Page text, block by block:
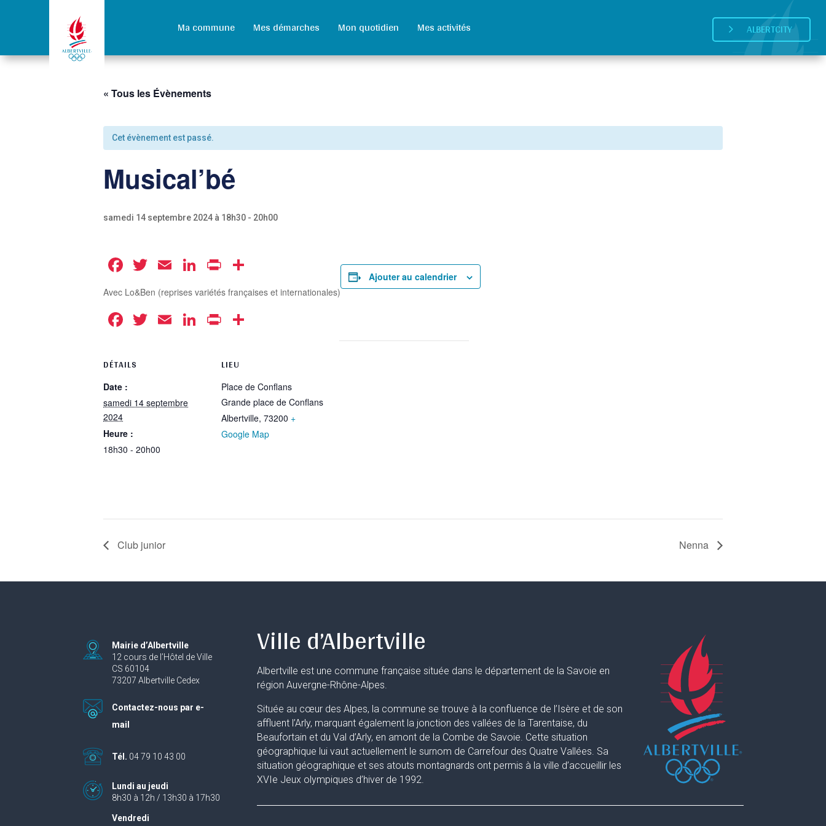
Ma commune Mes démarches Mon quotidien Mes activités 5 ALBERTCITY
« Tous les Évènements
Cet évènement est passé.
Musical’bé
samedi 14 septembre 2024 à 18h30 - 20h00
Facebook
Twitter
EmailLinkedIn
Print
Avec Lo&Ben (reprises variétés françaises et internationales)
Facebook
Twitter
EmailLinkedIn
Print
Ajouter au calendrier
DÉTAILS
Date :
samedi 14 septembre
2024
Heure :
18h30 - 20h00
LIEU
Place de Conflans
Grande place de Conflans
Albertville, 73200 +
Google Map
Club junior Nenna
Mairie d’Albertville
12 cours de l’Hôtel de Ville
CS 60104
73207 Albertville Cedex
Contactez-nous par e-
mail
Tél. 04 79 10 43 00
Lundi au jeudi
8h30 à 12h / 13h30 à 17h30
Vendredi
Ville d’Albertville
Albertville est une commune française située dans le département de la Savoie en
région Auvergne-Rhône-Alpes.
Située au cœur des Alpes, la commune se trouve à la confluence de l’Isère et de son
affluent l’Arly, marquant également la jonction des vallées de la Tarentaise, du
Beaufortain et du Val d’Arly, en amont de la Combe de Savoie. Cette situation
géographique lui vaut actuellement le surnom de Carrefour des Quatre Vallées. Sa
situation géographique et ses atouts montagnards ont permis à la ville d’accueillir les
XVIe Jeux olympiques d’hiver de 1992.